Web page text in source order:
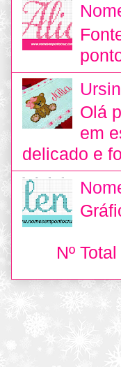
Olá
em
delicado e
Nº Total